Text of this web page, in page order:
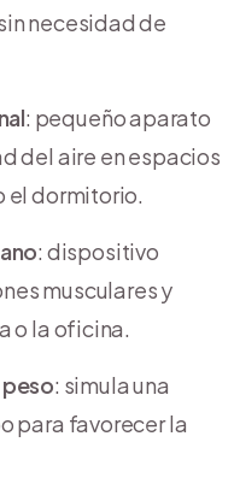
necesidad de
: pequeño aparato
del aire en espacios
el dormitorio.
: dispositivo
musculares y
o la oficina.
: simula una
para favorecer la